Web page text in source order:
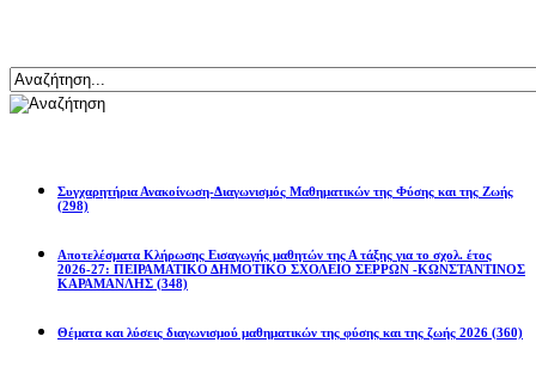
Συγχαρητήρια Ανακοίνωση-Διαγωνισμός Μαθηματικών της Φύσης και της Ζωής
(298)
Αποτελέσματα Κλήρωσης Εισαγωγής μαθητών της Α τάξης για το σχολ. έτος
2026-27: ΠΕΙΡΑΜΑΤΙΚΟ ΔΗΜΟΤΙΚΟ ΣΧΟΛΕΙΟ ΣΕΡΡΩΝ -ΚΩΝΣΤΑΝΤΙΝΟΣ
ΚΑΡΑΜΑΝΛΗΣ (348)
Θέματα και λύσεις διαγωνισμού μαθηματικών της φύσης και της ζωής 2026 (360)